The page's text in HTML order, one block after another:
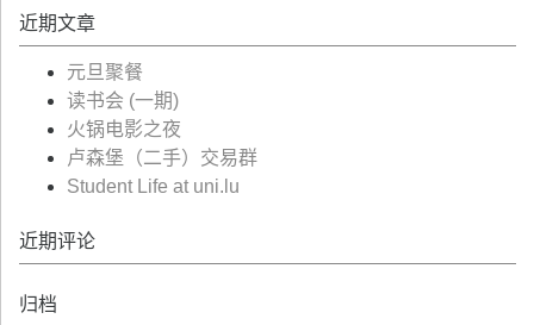
近期文章
元旦聚餐
读书会 (一期)
火锅电影之夜
卢森堡（二手）交易群
Student Life at uni.lu
近期评论
归档